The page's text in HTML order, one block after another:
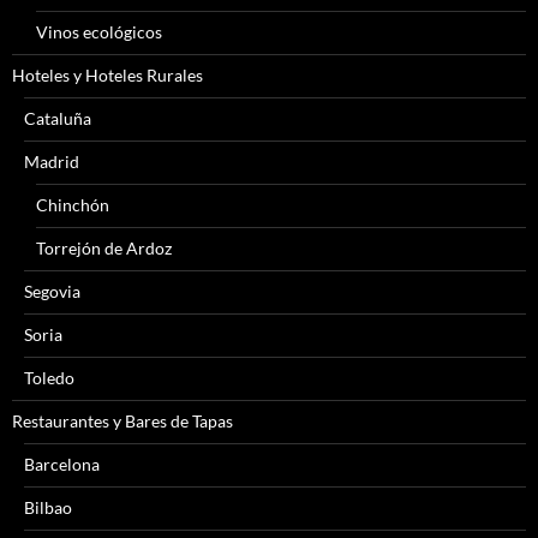
Vinos ecológicos
Hoteles y Hoteles Rurales
Cataluña
Madrid
Chinchón
Torrejón de Ardoz
Segovia
Soria
Toledo
Restaurantes y Bares de Tapas
Barcelona
Bilbao